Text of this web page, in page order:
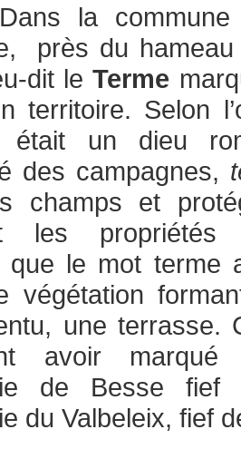
commune
près du
dit leTerme
territoire. Selon
était un dieu
des campagnes,
champs et
les propriétés
que le mot terme
végétation
une terrasse.
avoir
de Besse
du Valbeleix, fief